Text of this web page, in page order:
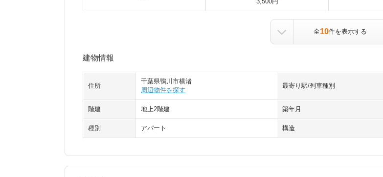
全10件を表示する
建物情報
住所
千葉県鴨川市横渚
周辺物件を探す
最寄り駅/列車種別
階建 地上2階建 築年月
種別 アパート 構造